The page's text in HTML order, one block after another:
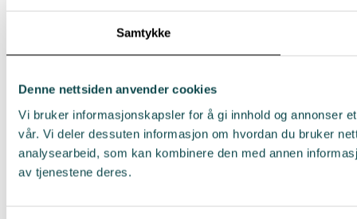
Samtykke
Denne nettsiden anvender cookies
Vi bruker informasjonskapsler for å gi innhold og annonser
vår. Vi deler dessuten informasjon om hvordan du bruker
analysearbeid, som kan kombinere den med annen
av tjenestene deres.